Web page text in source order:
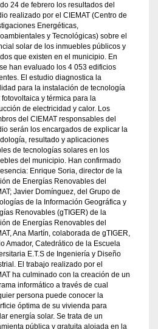
24 de febrero los resultados del
realizado por el CIEMAT (Centro de
Energéticas,
y Tecnológicas) sobre el
solar de los inmuebles públicos y
que existen en el municipio. En
han evaluado los 4 053 edificios
El estudio diagnostica la
para la instalación de tecnología
fotovoltaica y térmica para la
de electricidad y calor. Los
del CIEMAT responsables del
serán los encargados de explicar la
resultado y aplicaciones
de tecnologías solares en los
del municipio. Han confirmado
Enrique Soria, director de la
de Energías Renovables del
Javier Domínguez, del Grupo de
de la Información Geográfica y
Renovables (gTIGER) de la
de Energías Renovables del
Ana Martín, colaborada de gTIGER,
Amador, Catedrático de la Escuela
E.T.S de Ingeniería y Diseño
El trabajo realizado por el
ha culminado con la creación de un
informático a través de cual
persona puede conocer la
óptima de su vivienda para
energía solar. Se trata de un
pública y gratuita alojada en la